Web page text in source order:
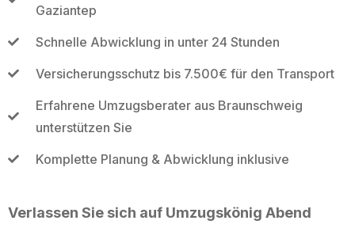
Gaziantep
Schnelle Abwicklung in unter 24 Stunden
Versicherungsschutz bis 7.500€ für den Transport
Erfahrene Umzugsberater aus Braunschweig
unterstützen Sie
Komplette Planung & Abwicklung inklusive
Verlassen Sie sich auf Umzugskönig Abend